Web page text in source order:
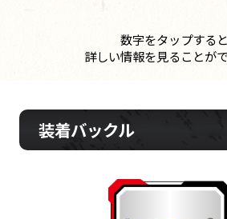
数字をタップすると
詳しい情報を見ることがで
装着バックル